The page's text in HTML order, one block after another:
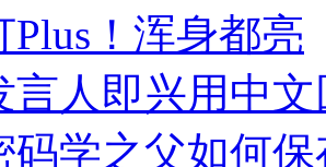
Plus！浑身都亮
言人即兴用中
码学之父如何